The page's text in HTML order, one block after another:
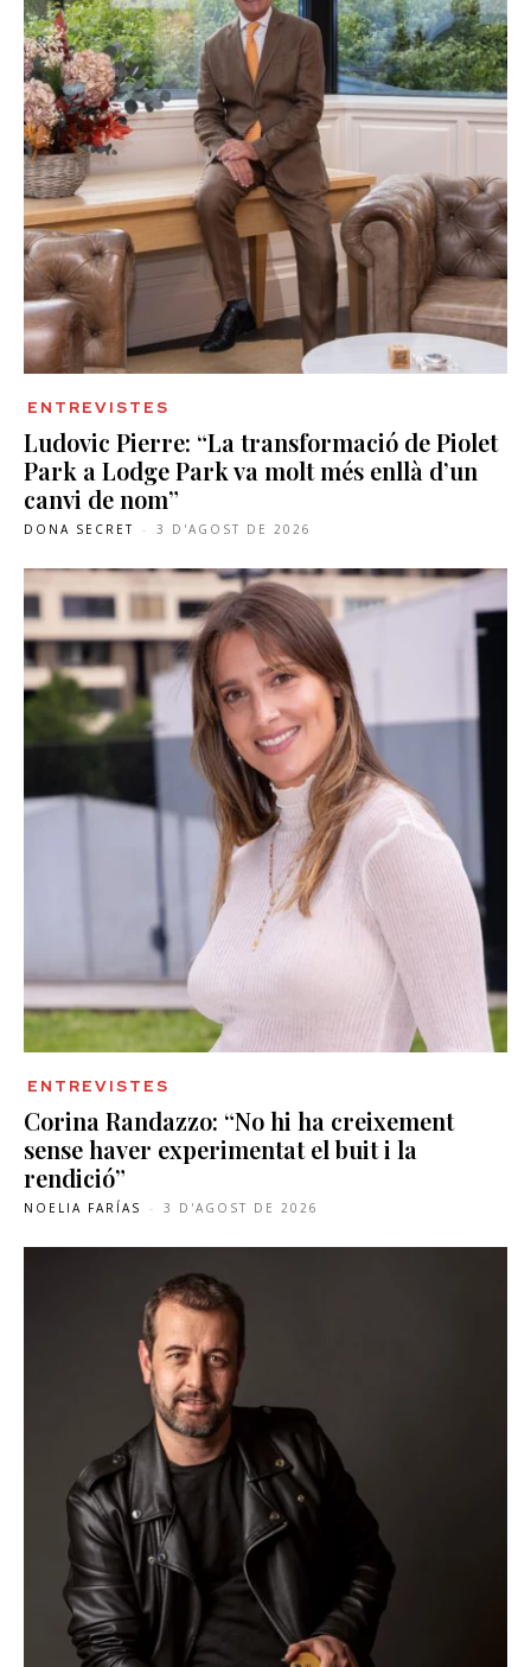
ENTREVISTES
Ludovic Pierre: “La transformació de Piolet
Park a Lodge Park va molt més enllà d’un
canvi de nom”
DONA SECRET - 3 D'AGOST DE 2026
ENTREVISTES
Corina Randazzo: “No hi ha creixement
sense haver experimentat el buit i la
rendició”
NOELIA FARÍAS - 3 D'AGOST DE 2026